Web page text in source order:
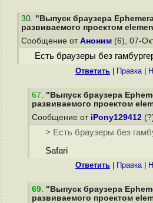
30. "Выпуск браузера
развиваемого проектом
Сообщение от Аноним (6), 07-
Есть браузеры без
Ответить Правка|
67. "Выпуск браузера
развиваемого проектом
Сообщение от iPony129412
> Есть браузеры без
Safari
Ответить Правка|
69. "Выпуск браузера
развиваемого проектом